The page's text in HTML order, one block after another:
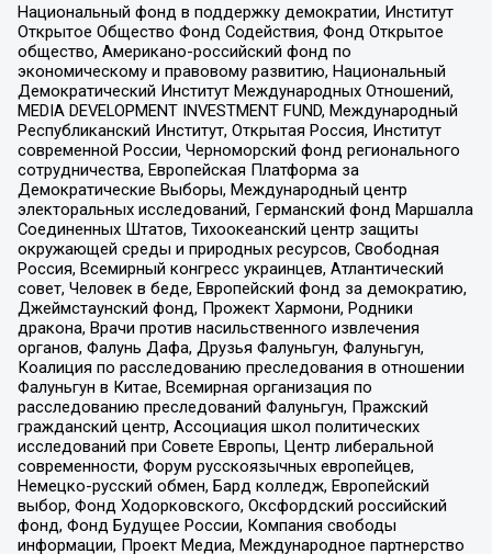
Национальный фонд в поддержку демократии, Институт
Открытое Общество Фонд Содействия, Фонд Открытое
общество, Американо-российский фонд по
экономическому и правовому развитию, Национальный
Демократический Институт Международных Отношений,
MEDIA DEVELOPMENT INVESTMENT FUND, Международный
Республиканский Институт, Открытая Россия, Институт
современной России, Черноморский фонд регионального
сотрудничества, Европейская Платформа за
Демократические Выборы, Международный центр
электоральных исследований, Германский фонд Маршалла
Соединенных Штатов, Тихоокеанский центр защиты
окружающей среды и природных ресурсов, Свободная
Россия, Всемирный конгресс украинцев, Атлантический
совет, Человек в беде, Европейский фонд за демократию,
Джеймстаунский фонд, Прожект Хармони, Родники
дракона, Врачи против насильственного извлечения
органов, Фалунь Дафа, Друзья Фалуньгун, Фалуньгун,
Коалиция по расследованию преследования в отношении
Фалуньгун в Китае, Всемирная организация по
расследованию преследований Фалуньгун, Пражский
гражданский центр, Ассоциация школ политических
исследований при Совете Европы, Центр либеральной
современности, Форум русскоязычных европейцев,
Немецко-русский обмен, Бард колледж, Европейский
выбор, Фонд Ходорковского, Оксфордский российский
фонд, Фонд Будущее России, Компания свободы
информации, Проект Медиа, Международное партнерство